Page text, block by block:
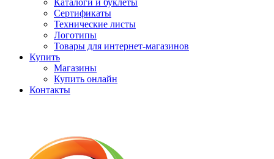
Каталоги и буклеты
Сертификаты
Технические листы
Логотипы
Товары для интернет-магазинов
Купить
Магазины
Купить онлайн
Контакты